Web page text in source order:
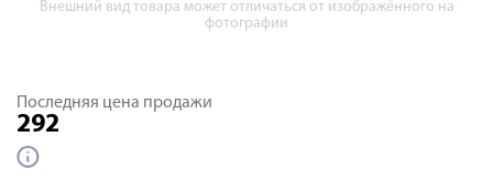
Внешний вид товара может отличаться от изображённого на
фотографии
Последняя цена продажи
292